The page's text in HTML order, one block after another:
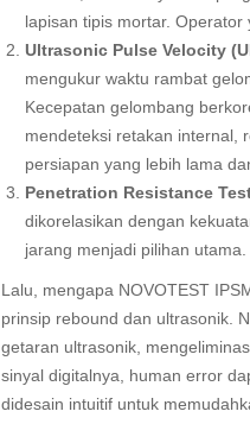
lapisan tipis mortar.
Ultrasonic Pulse Velocity
mengukur waktu rambat
Kecepatan gelombang
mendeteksi retakan internal,
persiapan yang lebih lama
Penetration Resistance
dikorelasikan dengan
jarang menjadi pilihan utama.
Lalu, mengapa NOVOTEST
prinsip rebound dan ultrasonik.
getaran ultrasonik,
sinyal digitalnya, human error
didesain intuitif untuk